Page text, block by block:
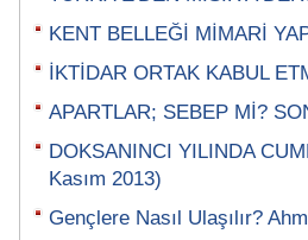
KENT BELLEĞİ MİMARİ
İKTİDAR ORTAK KABUL
APARTLAR; SEBEP Mİ?
DOKSANINCI YILINDA
Kasım 2013)
Gençlere Nasıl Ulaşılır?